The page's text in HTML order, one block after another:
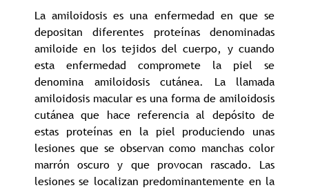
La amiloidosis es una enfermedad en que se
depositan diferentes proteínas denominadas
amiloide en los tejidos del cuerpo, y cuando
esta enfermedad compromete la piel se
denomina amiloidosis cutánea. La llamada
amiloidosis macular es una forma de amiloidosis
cutánea que hace referencia al depósito de
estas proteínas en la piel produciendo unas
lesiones que se observan como manchas color
marrón oscuro y que provocan rascado. Las
lesiones se localizan predominantemente en la